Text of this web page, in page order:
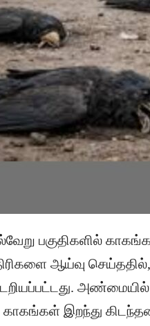
பகுதிகளில்
ஆய்வு
காகங்கள் இறந்து